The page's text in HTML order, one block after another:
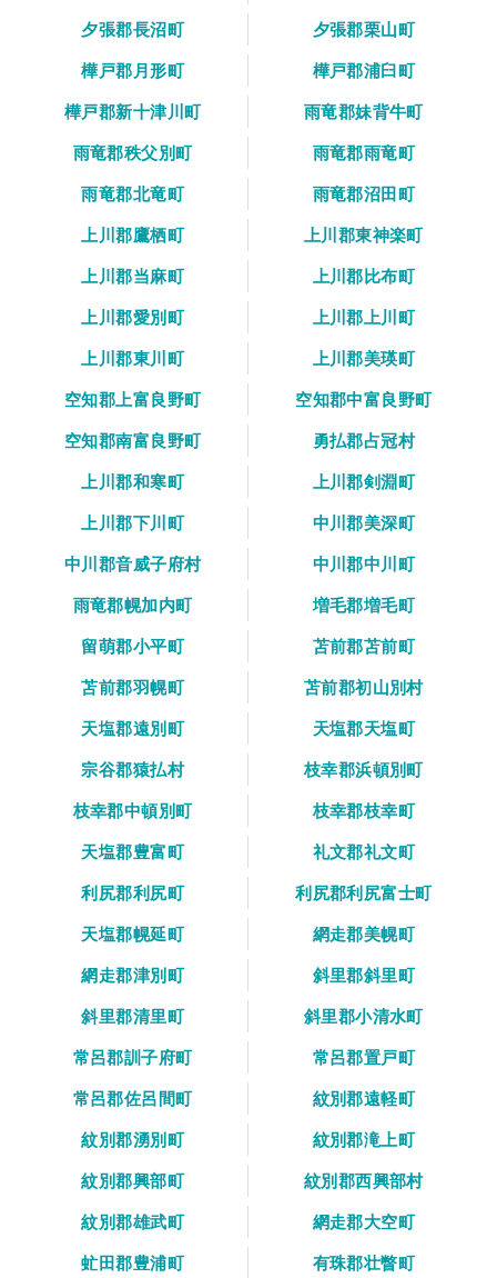
夕張郡長沼町
夕張郡栗山町
樺戸郡月形町
樺戸郡浦臼町
樺戸郡新十津川町
雨竜郡妹背牛町
雨竜郡秩父別町
雨竜郡雨竜町
雨竜郡北竜町
雨竜郡沼田町
上川郡鷹栖町
上川郡東神楽町
上川郡当麻町
上川郡比布町
上川郡愛別町
上川郡上川町
上川郡東川町
上川郡美瑛町
空知郡上富良野町
空知郡中富良野町
空知郡南富良野町
勇払郡占冠村
上川郡和寒町
上川郡剣淵町
上川郡下川町
中川郡美深町
中川郡音威子府村
中川郡中川町
雨竜郡幌加内町
増毛郡増毛町
留萌郡小平町
苫前郡苫前町
苫前郡羽幌町
苫前郡初山別村
天塩郡遠別町
天塩郡天塩町
宗谷郡猿払村
枝幸郡浜頓別町
枝幸郡中頓別町
枝幸郡枝幸町
天塩郡豊富町
礼文郡礼文町
利尻郡利尻町
利尻郡利尻富士町
天塩郡幌延町
網走郡美幌町
網走郡津別町
斜里郡斜里町
斜里郡清里町
斜里郡小清水町
常呂郡訓子府町
常呂郡置戸町
常呂郡佐呂間町
紋別郡遠軽町
紋別郡湧別町
紋別郡滝上町
紋別郡興部町
紋別郡西興部村
紋別郡雄武町
網走郡大空町
虻田郡豊浦町
有珠郡壮瞥町